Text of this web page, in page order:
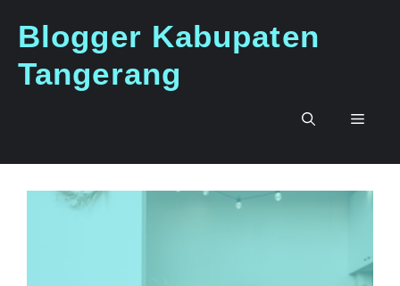
Blogger Kabupaten
Tangerang
Menu